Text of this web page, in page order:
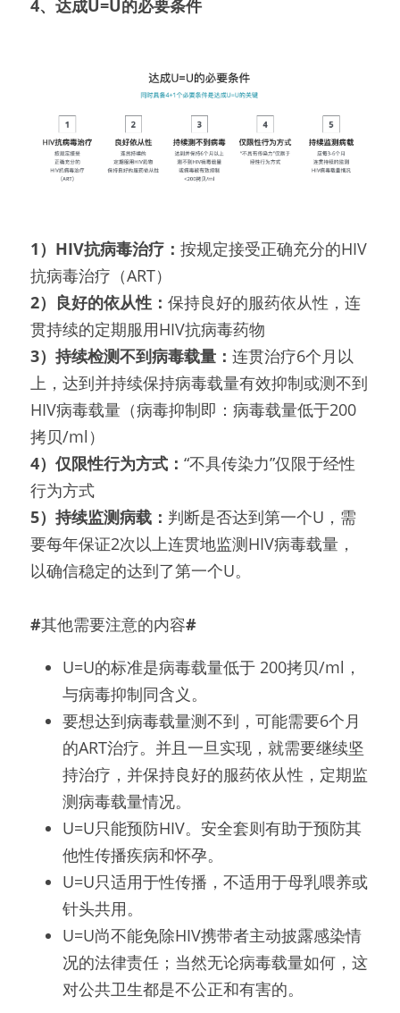
4、 达成U=U的必要条件
1）HIV抗病毒治疗： 按规定接受正确充分的HIV
抗病毒治疗（ART）
2）良好的依从性： 保持良好的服药依从性，连
贯持续的定期服用HIV抗病毒药物
3）持续检测不到病毒载量： 连贯治疗6个月以
上，达到并持续保持病毒载量有效抑制或测不到
HIV病毒载量（病毒抑制即：病毒载量低于200
拷贝/ml）
4）仅限性行为方式： “不具传染力”仅限于经性
行为方式
5）持续监测病载： 判断是否达到第一个U，需
要每年保证2次以上连贯地监测HIV病毒载量，
以确信稳定的达到了第一个U。
#其他需要注意的内容#
U=U的标准是病毒载量低于 200拷贝/ml，
与病毒抑制同含义。
要想达到病毒载量测不到，可能需要6个月
的ART治疗。并且一旦实现，就需要继续坚
持治疗，并保持良好的服药依从性，定期监
测病毒载量情况。
U=U只能预防HIV。安全套则有助于预防其
他性传播疾病和怀孕。
U=U只适用于性传播，不适用于母乳喂养或
针头共用。
U=U尚不能免除HIV携带者主动披露感染情
况的法律责任；当然无论病毒载量如何，这
对公共卫生都是不公正和有害的。